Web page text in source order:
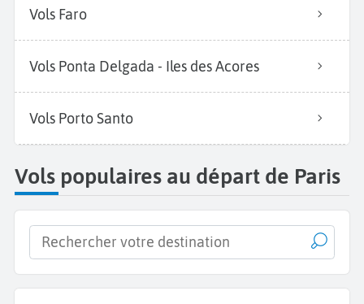
Vols Faro
Vols Ponta Delgada - Iles des Acores
Vols Porto Santo
Vols populaires au départ de Paris